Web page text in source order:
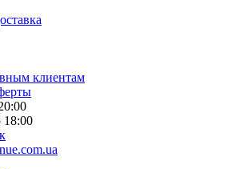
клиентам
18:00